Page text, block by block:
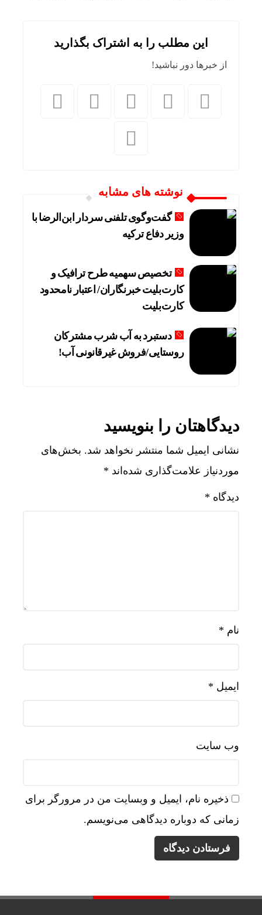
این مطلب را به اشتراک بگذارید
از خبرها دور نباشید!
نوشته های مشابه
گفت‌وگوی تلفنی سردار ابن‌الرضا با
وزیر دفاع ترکیه
تخصیص سهمیه طرح ترافیک و
کارت‌بلیت خبرنگاران/ اعتبار نامحدود
کارت‌بلیت
دستبرد به آب شرب مشترکان
روستایی/فروش غیرقانونی آب!
دیدگاهتان را بنویسید
نشانی ایمیل شما منتشر نخواهد شد. بخش‌های
موردنیاز علامت‌گذاری شده‌اند *
دیدگاه *
نام *
ایمیل *
وب‌ سایت
ذخیره نام، ایمیل و وبسایت من در مرورگر برای
زمانی که دوباره دیدگاهی می‌نویسم.